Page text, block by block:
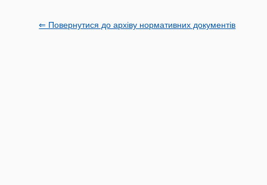
⇐ Повернутися до архіву нормативних документів